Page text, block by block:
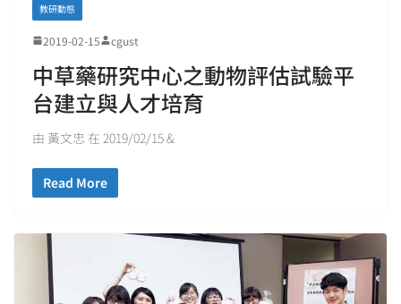
教研動態
2019-02-15 cgust
中草藥研究中心之動物評估試驗平
台建立與人才培育
由 黃文忠 在 2019/02/15 &
Read More